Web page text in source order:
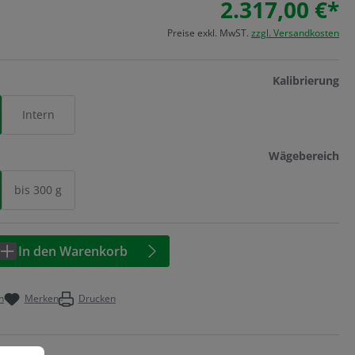
2.317,00 €*
Preise exkl. MwST. zzgl. Versandkosten
Kalibrierung
Intern
Wägebereich
bis 300 g
Geben Sie den gewünschten
In den Warenkorb
Merken Drucken